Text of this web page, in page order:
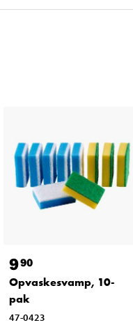
990
Opvaskesvamp, 10-
pak
47-0423